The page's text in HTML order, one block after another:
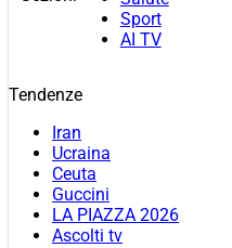
Sport
AI TV
Tendenze
Iran
Ucraina
Ceuta
Guccini
LA PIAZZA 2026
Ascolti tv